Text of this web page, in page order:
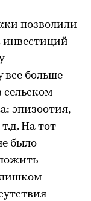
позволили
инвестиций
больше
сельском
эпизоотия,
На тот
было